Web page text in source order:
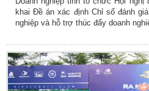
khai Đề án xác định Chỉ số đánh
nghiệp và hỗ trợ thúc đẩy doanh